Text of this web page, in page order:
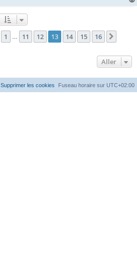
13 sur 16
Précédent
1 11 12 13 14 15 16
Aller
Fuseau horaire sur UTC+02:00
Supprimer les cookies